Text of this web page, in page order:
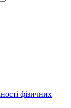
фізичних